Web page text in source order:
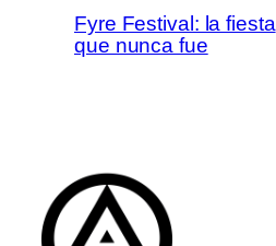
Fyre Festival: la fiesta
que nunca fue